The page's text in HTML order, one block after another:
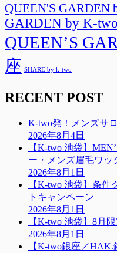
QUEEN'S GARDEN
GARDEN by K-
QUEEN’S
座 SHARE by k-two
RECENT POST
K-two発！メンズサ
2026年8月4日
【K-two 池袋】
ー・メンズ眉毛ワッ
2026年8月1日
【K-two 池袋】条
トキャンペーン
2026年8月1日
【K-two 池袋】8月
2026年8月1日
【K-two銀座／